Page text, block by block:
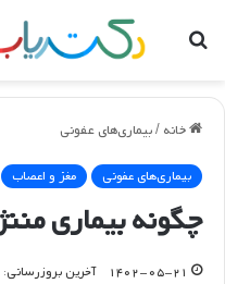
جستجو
خانه /بیماری‌های عفونی
بیماری‌های عفونی مغز و اعصاب
چگونه بیماری
۱۴۰۲-۰۵-۲۱ آخرین بروزرسانی: ۱۴۰۲-۰۶-۲۷